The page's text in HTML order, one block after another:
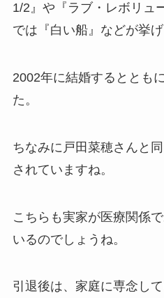
1/2』や『ラブ・レボリュ
では『白い船』などが挙げ
2002年に結婚するととも
た。
ちなみに戸田菜穂さんと
されていますね。
こちらも実家が医療関係
いるのでしょうね。
引退後は、家庭に専念し